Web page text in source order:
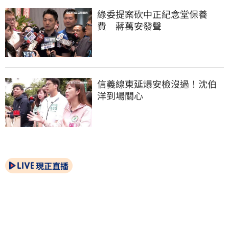
綠委提案砍中正紀念堂保養
費　蔣萬安發聲
信義線東延爆安檢沒過！沈伯
洋到場關心
現正直播